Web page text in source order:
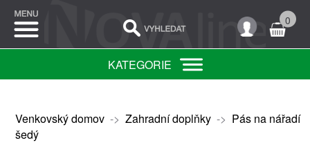
0
KATEGORIE
Venkovský domov-> Zahradní doplňky-> Pás na nářadí
šedý